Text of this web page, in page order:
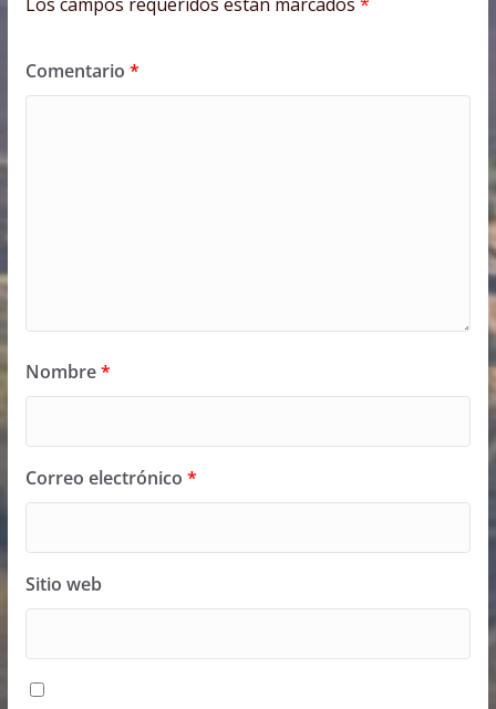
Comentario *
Nombre*
Correo electrónico *
Sitio web